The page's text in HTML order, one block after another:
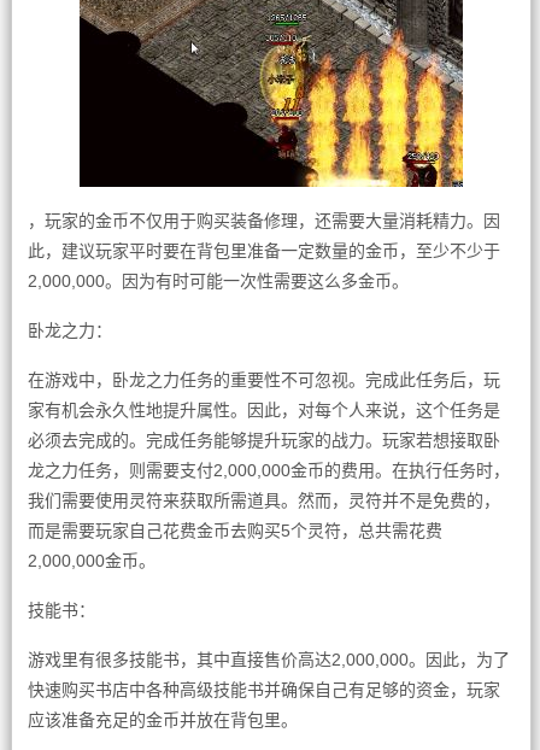
，玩家的金币不仅用于购买装备修理，还需要大量消耗精力。因
此，建议玩家平时要在背包里准备一定数量的金币，至少不少于
2,000,000。因为有时可能一次性需要这么多金币。
卧龙之力：
在游戏中，卧龙之力任务的重要性不可忽视。完成此任务后，玩
家有机会永久性地提升属性。因此，对每个人来说，这个任务是
必须去完成的。完成任务能够提升玩家的战力。玩家若想接取卧
龙之力任务，则需要支付2,000,000金币的费用。在执行任务时，
我们需要使用灵符来获取所需道具。然而，灵符并不是免费的，
而是需要玩家自己花费金币去购买5个灵符，总共需花费
2,000,000金币。
技能书：
游戏里有很多技能书，其中直接售价高达2,000,000。因此，为了
快速购买书店中各种高级技能书并确保自己有足够的资金，玩家
应该准备充足的金币并放在背包里。